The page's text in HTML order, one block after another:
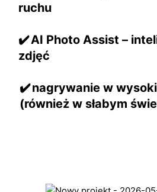
ruchu
✔️AI Photo Assist –
zdjęć
✔️nagrywanie w
(również w słabym